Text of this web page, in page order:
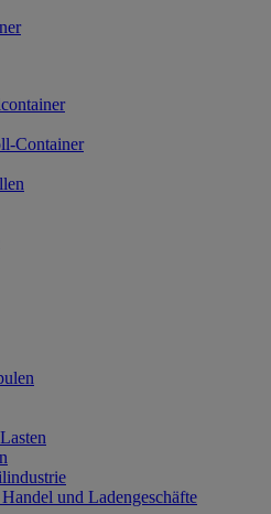
Container
und Ladengeschäfte